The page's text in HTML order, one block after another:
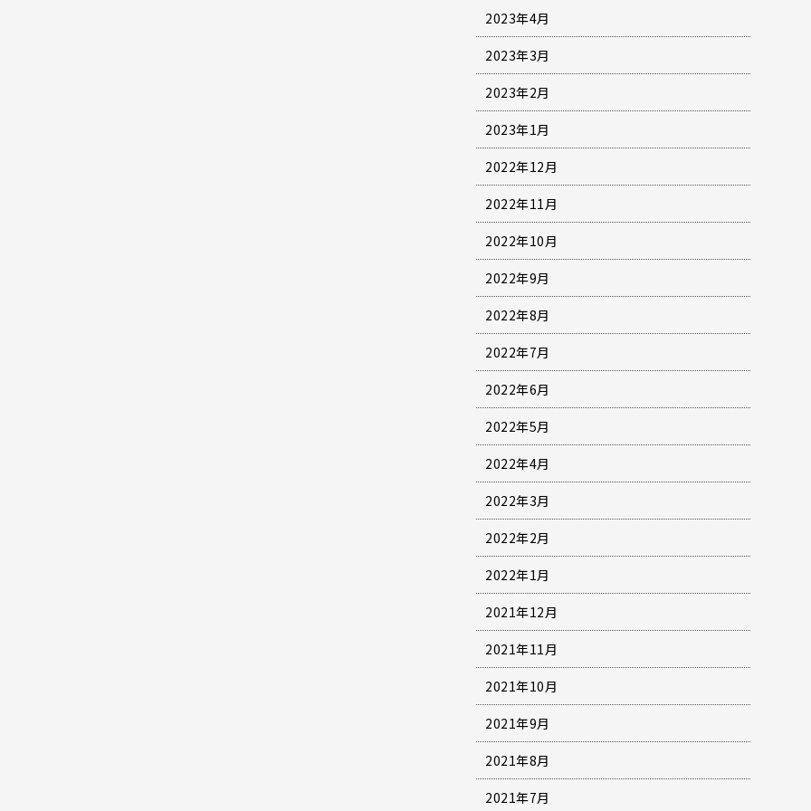
2023年4月
2023年3月
2023年2月
2023年1月
2022年12月
2022年11月
2022年10月
2022年9月
2022年8月
2022年7月
2022年6月
2022年5月
2022年4月
2022年3月
2022年2月
2022年1月
2021年12月
2021年11月
2021年10月
2021年9月
2021年8月
2021年7月